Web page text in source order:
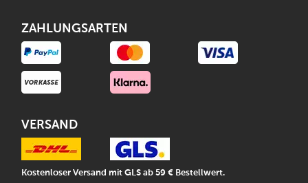
ZAHLUNGSARTEN
VERSAND
Kostenloser Versand mit GLS ab 59 € Bestellwert.